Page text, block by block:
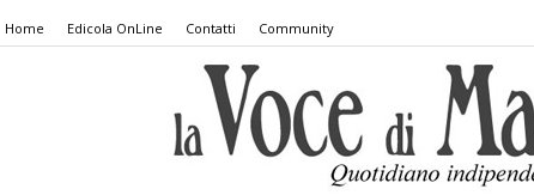
Home Edicola OnLine Contatti Community